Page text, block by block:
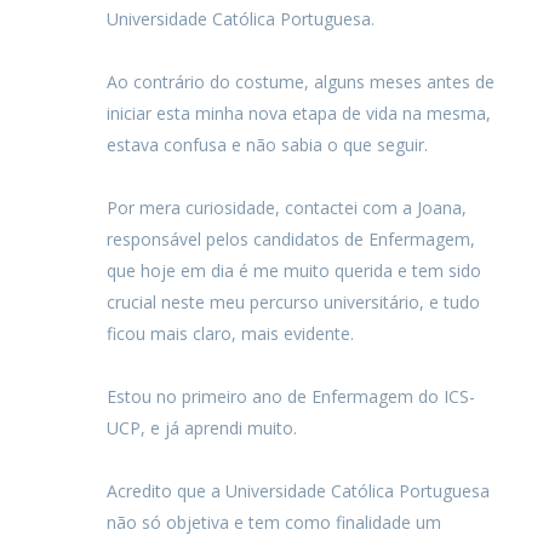
Universidade Católica Portuguesa.
Ao contrário do costume, alguns meses antes de
iniciar esta minha nova etapa de vida na mesma,
estava confusa e não sabia o que seguir.
Por mera curiosidade, contactei com a Joana,
responsável pelos candidatos de Enfermagem,
que hoje em dia é me muito querida e tem sido
crucial neste meu percurso universitário, e tudo
ficou mais claro, mais evidente.
Estou no primeiro ano de Enfermagem do ICS-
UCP, e já aprendi muito.
Acredito que a Universidade Católica Portuguesa
não só objetiva e tem como finalidade um